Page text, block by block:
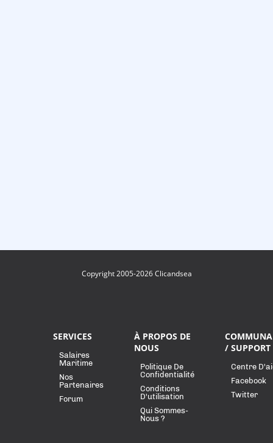
Copyright 2005-2026 Clicandsea
SERVICES
Salaires
Maritime
Nos
Partenaires
Forum
À PROPOS DE
NOUS
Politique De
Confidentialité
Conditions
D'utilisation
Qui Sommes-
Nous ?
/ SUPPORT
Centre
Facebook
Twitter